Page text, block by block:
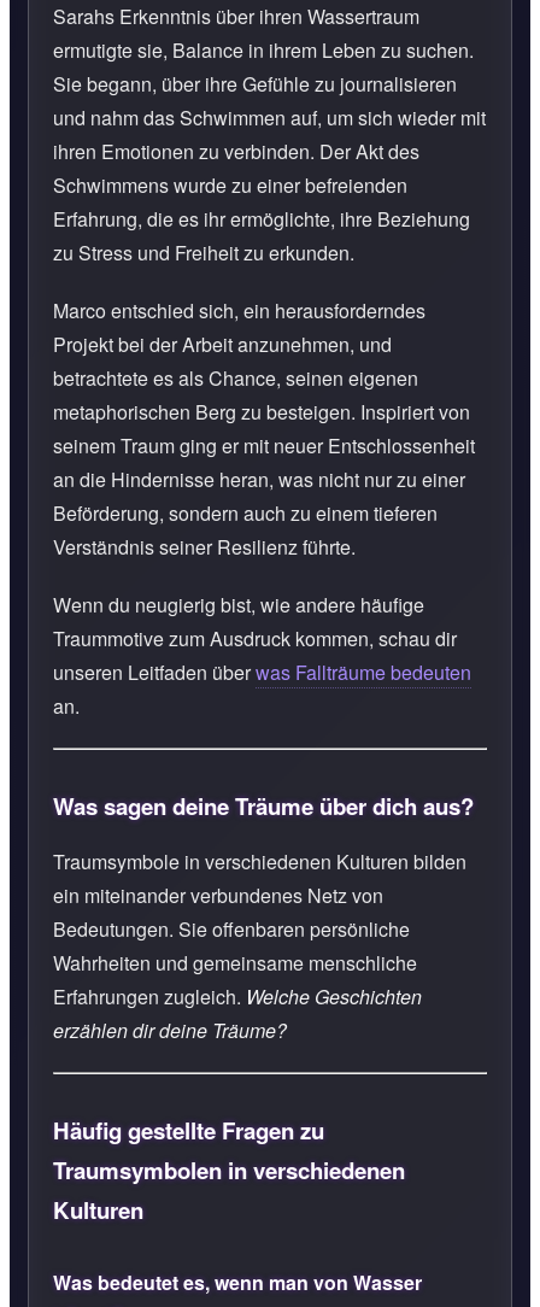
Sarahs Erkenntnis über ihren Wassertraum
ermutigte sie, Balance in ihrem Leben zu suchen.
Sie begann, über ihre Gefühle zu journalisieren
und nahm das Schwimmen auf, um sich wieder mit
ihren Emotionen zu verbinden. Der Akt des
Schwimmens wurde zu einer befreienden
Erfahrung, die es ihr ermöglichte, ihre Beziehung
zu Stress und Freiheit zu erkunden.
Marco entschied sich, ein herausforderndes
Projekt bei der Arbeit anzunehmen, und
betrachtete es als Chance, seinen eigenen
metaphorischen Berg zu besteigen. Inspiriert von
seinem Traum ging er mit neuer Entschlossenheit
an die Hindernisse heran, was nicht nur zu einer
Beförderung, sondern auch zu einem tieferen
Verständnis seiner Resilienz führte.
Wenn du neugierig bist, wie andere häufige
Traummotive zum Ausdruck kommen, schau dir
unseren Leitfaden überwas Fallträume bedeuten
an.
Was sagen deine Träume über dich aus?
Traumsymbole in verschiedenen Kulturen bilden
ein miteinander verbundenes Netz von
Bedeutungen. Sie offenbaren persönliche
Wahrheiten und gemeinsame menschliche
Erfahrungen zugleich. Welche Geschichten
erzählen dir deine Träume?
Häufig gestellte Fragen zu
Traumsymbolen in verschiedenen
Kulturen
Was bedeutet es, wenn man von Wasser